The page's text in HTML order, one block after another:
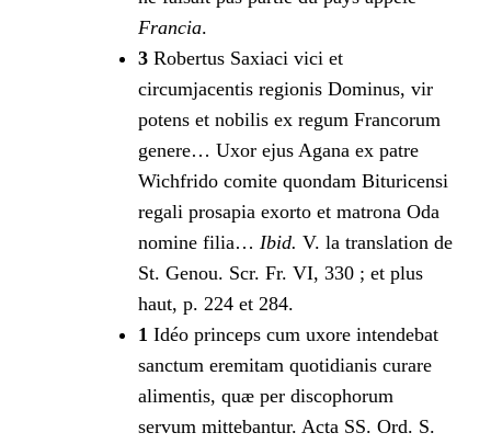
Francia.
3 Robertus Saxiaci vici et
circumjacentis regionis Dominus, vir
potens et nobilis ex regum Francorum
genere… Uxor ejus Agana ex patre
Wichfrido comite quondam Bituricensi
regali prosapia exorto et matrona Oda
nomine filia… Ibid. V. la translation de
St. Genou. Scr. Fr. VI, 330 ; et plus
haut, p. 224 et 284.
1 Idéo princeps cum uxore intendebat
sanctum eremitam quotidianis curare
alimentis, quæ per discophorum
servum mittebantur. Acta SS. Ord. S.